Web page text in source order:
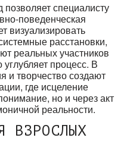
специалисту
поведенческая
визуализировать
расстановки,
реальных участников
процесс. В
и творчество создают
где исцеление
но и через акт
реальности.
ВЗРОСЛЫХ